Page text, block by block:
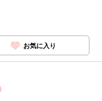
お気に入り